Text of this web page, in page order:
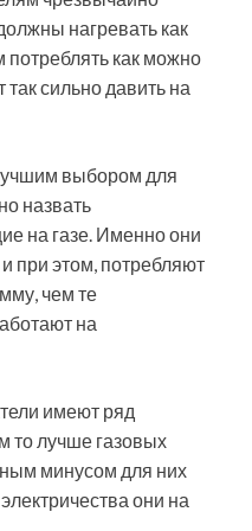
нагревать как
как можно
сильно давить на
выбором для
назвать
на газе. Именно они
при этом, потребляют
чем те
на
имеют ряд
то лучше газовых
минусом для них
они на